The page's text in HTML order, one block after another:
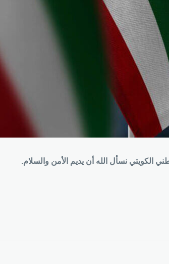
الكويتي نسأل الله أن يديم الأمن والسلام.